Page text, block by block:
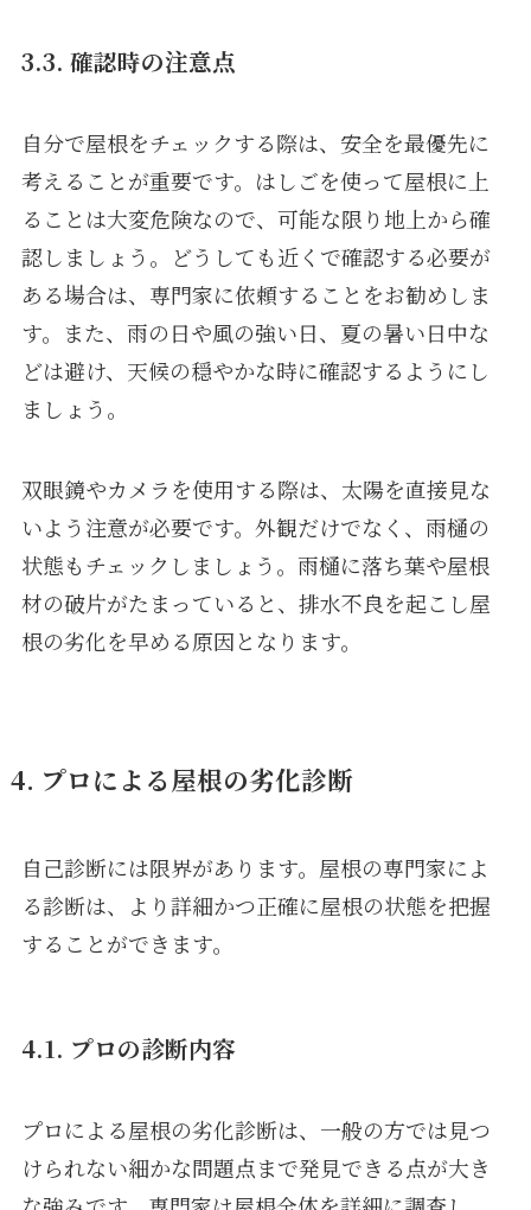
3.3. 確認時の注意点
自分で屋根をチェックする際は、安全を最優先に
考えることが重要です。はしごを使って屋根に上
ることは大変危険なので、可能な限り地上から確
認しましょう。どうしても近くで確認する必要が
ある場合は、専門家に依頼することをお勧めしま
す。また、雨の日や風の強い日、夏の暑い日中な
どは避け、天候の穏やかな時に確認するようにし
ましょう。
双眼鏡やカメラを使用する際は、太陽を直接見な
いよう注意が必要です。外観だけでなく、雨樋の
状態もチェックしましょう。雨樋に落ち葉や屋根
材の破片がたまっていると、排水不良を起こし屋
根の劣化を早める原因となります。
4. プロによる屋根の劣化診断
自己診断には限界があります。屋根の専門家によ
る診断は、より詳細かつ正確に屋根の状態を把握
することができます。
4.1. プロの診断内容
プロによる屋根の劣化診断は、一般の方では見つ
けられない細かな問題点まで発見できる点が大き